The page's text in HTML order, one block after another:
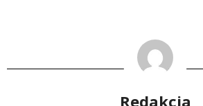
Redakcja